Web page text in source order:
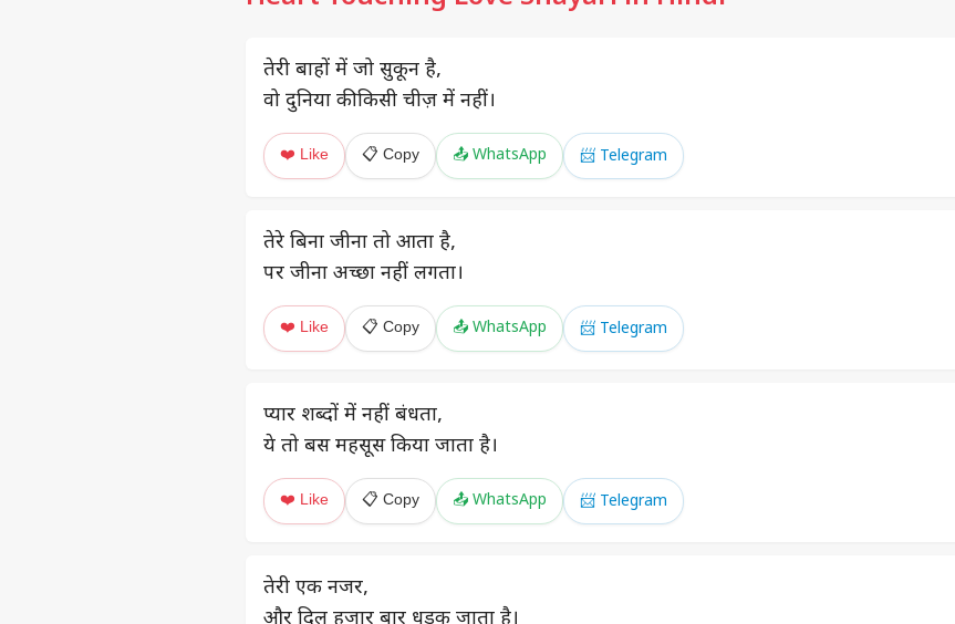
तेरी बाहों में जो सुकून है,
वो दुनिया की किसी चीज़ में नहीं।
❤️ Like 📋 Copy 📤 WhatsApp 📨 Telegram
तेरे बिना जीना तो आता है,
पर जीना अच्छा नहीं लगता।
❤️ Like 📋 Copy 📤 WhatsApp 📨 Telegram
प्यार शब्दों में नहीं बंधता,
ये तो बस महसूस किया जाता है।
❤️ Like 📋 Copy 📤 WhatsApp 📨 Telegram
तेरी एक नजर,